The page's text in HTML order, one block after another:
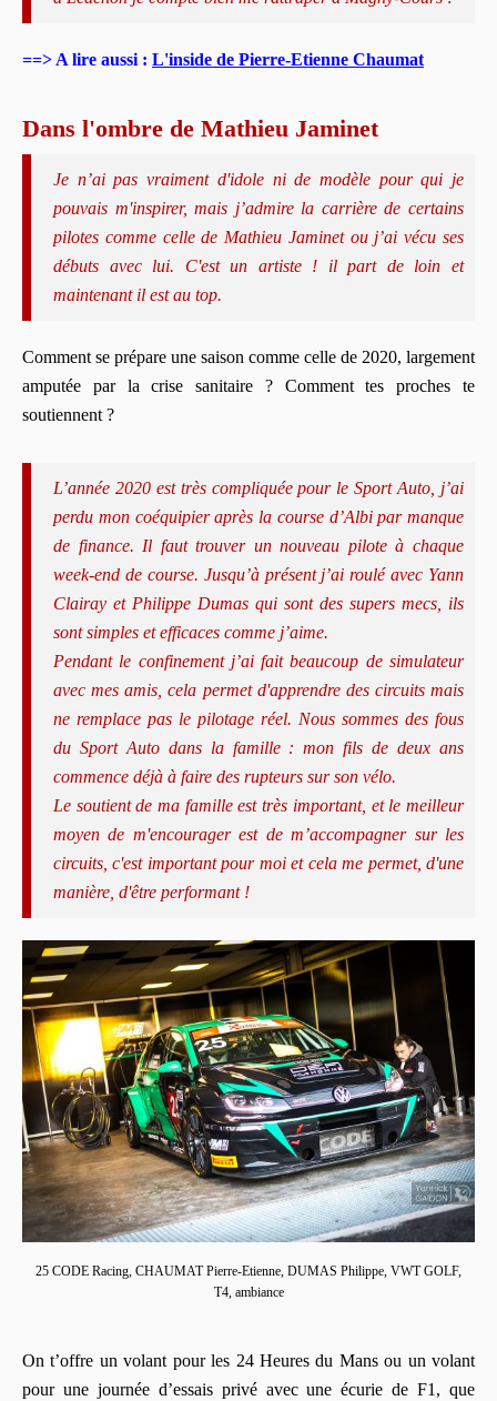
==> A lire aussi : L'inside de Pierre-Etienne Chaumat
Dans l'ombre de Mathieu Jaminet
Je n’ai pas vraiment d'idole ni de modèle pour qui je
pouvais m'inspirer, mais j’admire la carrière de certains
pilotes comme celle de Mathieu Jaminet ou j’ai vécu ses
débuts avec lui. C'est un artiste ! il part de loin et
maintenant il est au top.
Comment se prépare une saison comme celle de 2020, largement
amputée par la crise sanitaire ? Comment tes proches te
soutiennent ?
L’année 2020 est très compliquée pour le Sport Auto, j’ai
perdu mon coéquipier après la course d’Albi par manque
de finance. Il faut trouver un nouveau pilote à chaque
week-end de course. Jusqu’à présent j’ai roulé avec Yann
Clairay et Philippe Dumas qui sont des supers mecs, ils
sont simples et efficaces comme j’aime.
Pendant le confinement j’ai fait beaucoup de simulateur
avec mes amis, cela permet d'apprendre des circuits mais
ne remplace pas le pilotage réel. Nous sommes des fous
du Sport Auto dans la famille : mon fils de deux ans
commence déjà à faire des rupteurs sur son vélo.
Le soutient de ma famille est très important, et le meilleur
moyen de m'encourager est de m’accompagner sur les
circuits, c'est important pour moi et cela me permet, d'une
manière, d'être performant !
25 CODE Racing, CHAUMAT Pierre-Etienne, DUMAS Philippe, VWT GOLF,
T4, ambiance
On t’offre un volant pour les 24 Heures du Mans ou un volant
pour une journée d’essais privé avec une écurie de F1, que